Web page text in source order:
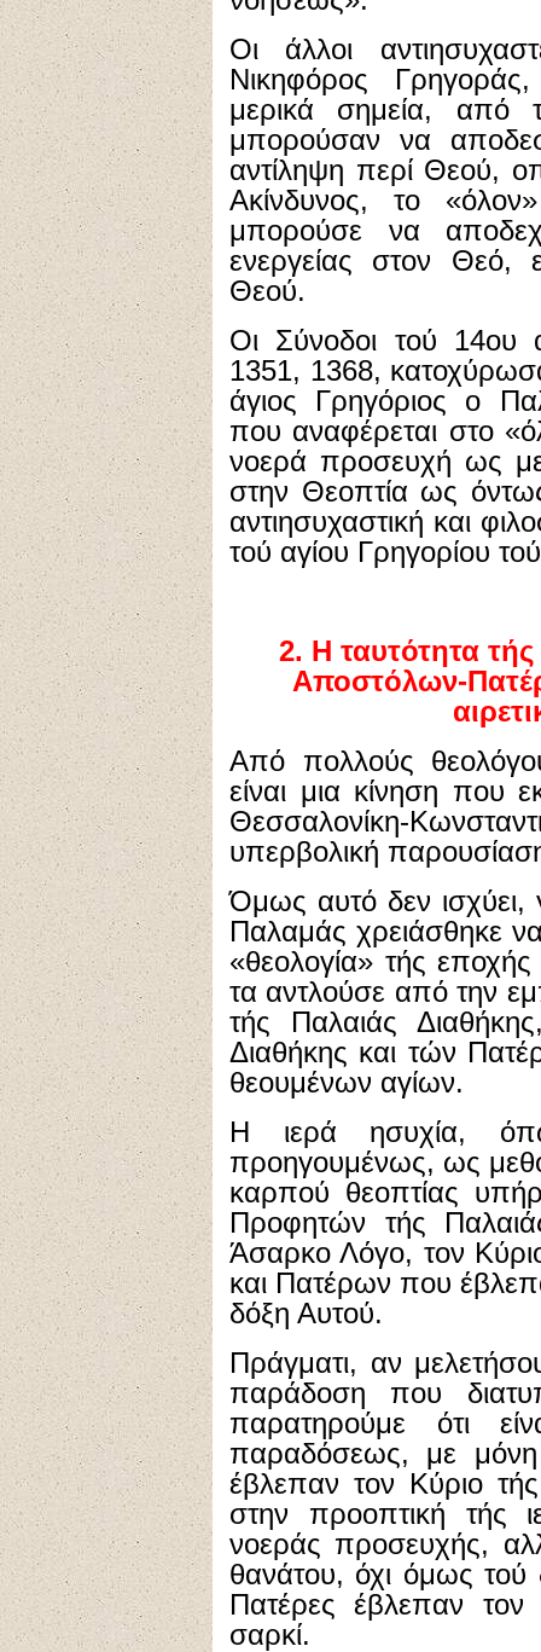
Οι άλλοι
Νικηφόρος Γρηγοράς,
μερικά σημεία, από
μπορούσαν να
αντίληψη περί Θεού,
Ακίνδυνος, το
μπορούσε να
ενεργείας στον Θεό,
Θεού.
Οι Σύνοδοι τού
1351, 1368,
άγιος Γρηγόριος ο
που αναφέρεται στο
νοερά προσευχή ως
στην Θεοπτία ως
αντιησυχαστική και
τού αγίου Γρηγορίου
2. Η ταυτότητα
Αποστόλων-
Από πολλούς
είναι μια κίνηση που
Θεσσαλονίκη-
υπερβολική
Όμως αυτό δεν ισχύει,
Παλαμάς χρειάσθηκε
«θεολογία» τής εποχής
τα αντλούσε από την
τής Παλαιάς
Διαθήκης και τών
θεουμένων αγίων.
Η ιερά ησυχία,
προηγουμένως, ως
καρπού θεοπτίας
Προφητών τής
Άσαρκο Λόγο, τον
και Πατέρων που
δόξη Αυτού.
Πράγματι, αν
παράδοση που
παρατηρούμε ότι
παραδόσεως, με μόνη
έβλεπαν τον Κύριο
στην προοπτική τής
νοεράς προσευχής,
θανάτου, όχι όμως τού
Πατέρες έβλεπαν
σαρκί.